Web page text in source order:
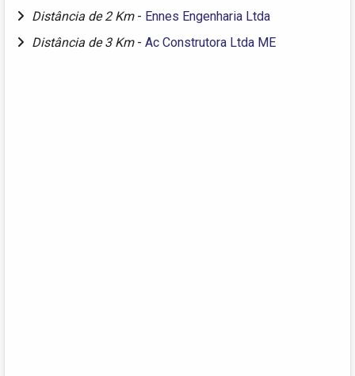
Distância de 2 Km - Ennes Engenharia Ltda
Distância de 3 Km - Ac Construtora Ltda ME